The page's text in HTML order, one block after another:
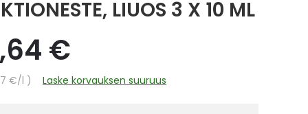
LIUOS 3 X 10 ML
€
€/l Laske korvauksen suuruus